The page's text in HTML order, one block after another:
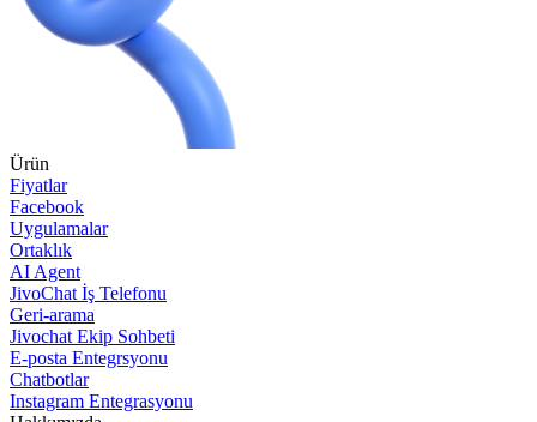
Ürün
Fiyatlar
Facebook
Uygulamalar
Ortaklık
AI Agent
JivoChat İş Telefonu
Geri-arama
Jivochat Ekip Sohbeti
E-posta Entegrsyonu
Chatbotlar
Instagram Entegrasyonu